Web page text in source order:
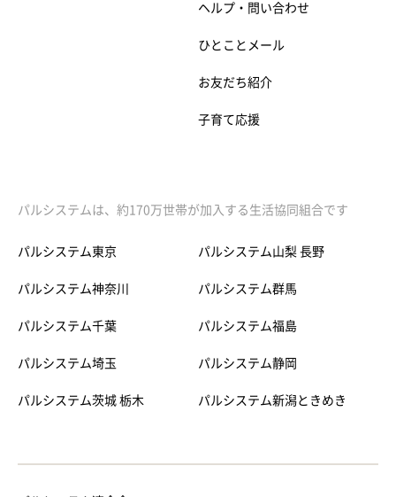
ヘルプ・問い合わせ
ひとことメール
お友だち紹介
子育て応援
パルシステムは、約170万世帯が加入する生活協同組合です
パルシステム東京
パルシステム神奈川
パルシステム千葉
パルシステム埼玉
パルシステム茨城 栃木
パルシステム山梨 長野
パルシステム群馬
パルシステム福島
パルシステム静岡
パルシステム新潟ときめき